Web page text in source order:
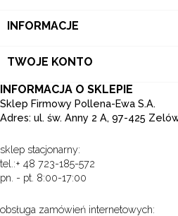
INFORMACJE
TWOJE KONTO
INFORMACJA O SKLEPIE
Sklep Firmowy Pollena-Ewa S.A.
Adres: ul. św. Anny 2 A, 97-425
sklep stacjonarny:
tel.:+ 48 723-185-572
pn. - pt. 8:00-17:00
obsługa zamówień internetowych: